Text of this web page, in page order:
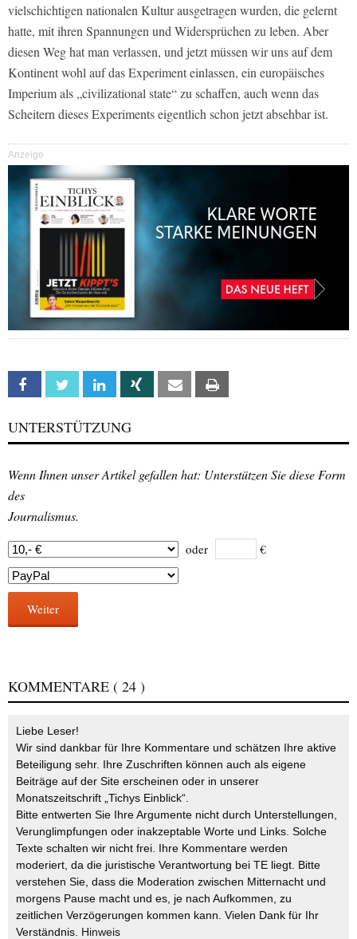
vielschichtigen nationalen Kultur ausgetragen wurden, die gelernt
hatte, mit ihren Spannungen und Widersprüchen zu leben. Aber
diesen Weg hat man verlassen, und jetzt müssen wir uns auf dem
Kontinent wohl auf das Experiment einlassen, ein europäisches
Imperium als „civilizational state“ zu schaffen, auch wenn das
Scheitern dieses Experiments eigentlich schon jetzt absehbar ist.
Anzeige
Facebook Twitter Linkedin Xing Email
UNTERSTÜTZUNG
Wenn Ihnen unser Artikel gefallen hat: Unterstützen Sie diese Form
des
Journalismus.
oder €
Weiter
KOMMENTARE ( 24 )
Liebe Leser!
Wir sind dankbar für Ihre Kommentare und schätzen Ihre aktive
Beteiligung sehr. Ihre Zuschriften können auch als eigene
Beiträge auf der Site erscheinen oder in unserer
Monatszeitschrift „Tichys Einblick“.
Bitte entwerten Sie Ihre Argumente nicht durch Unterstellungen,
Verunglimpfungen oder inakzeptable Worte und Links. Solche
Texte schalten wir nicht frei. Ihre Kommentare werden
moderiert, da die juristische Verantwortung bei TE liegt. Bitte
verstehen Sie, dass die Moderation zwischen Mitternacht und
morgens Pause macht und es, je nach Aufkommen, zu
zeitlichen Verzögerungen kommen kann. Vielen Dank für Ihr
Verständnis. Hinweis